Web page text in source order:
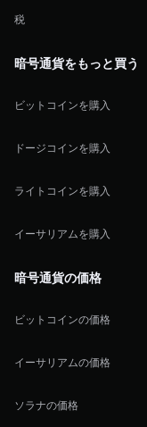
税
暗号通貨をもっと買う
ビットコインを購入
ドージコインを購入
ライトコインを購入
イーサリアムを購入
暗号通貨の価格
ビットコインの価格
イーサリアムの価格
ソラナの価格